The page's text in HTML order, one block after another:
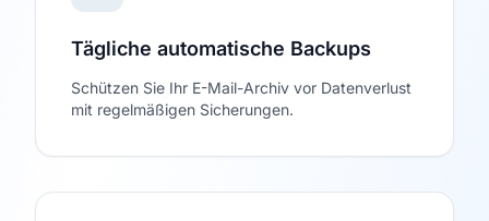
Tägliche automatische Backups
Schützen Sie Ihr E-Mail-Archiv vor Datenverlust
mit regelmäßigen Sicherungen.